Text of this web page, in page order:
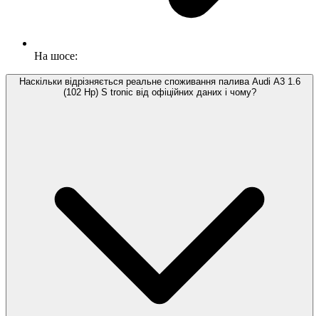
На шосе:
Наскільки відрізняється реальне споживання палива Audi A3 1.6
(102 Hp) S tronic від офіційних даних і чому?